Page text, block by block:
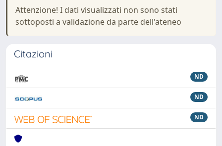
Attenzione! I dati visualizzati non sono stati
sottoposti a validazione da parte dell'ateneo
Citazioni
ND
ND
ND